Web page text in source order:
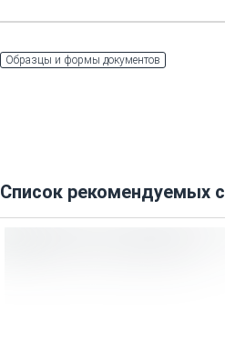
Образцы и формы документов
Список рекомендуемых